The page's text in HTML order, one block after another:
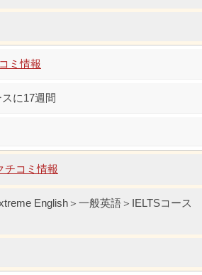
ミ情報
に17週間
チコミ情報
English＞一般英語＞IELTSコース